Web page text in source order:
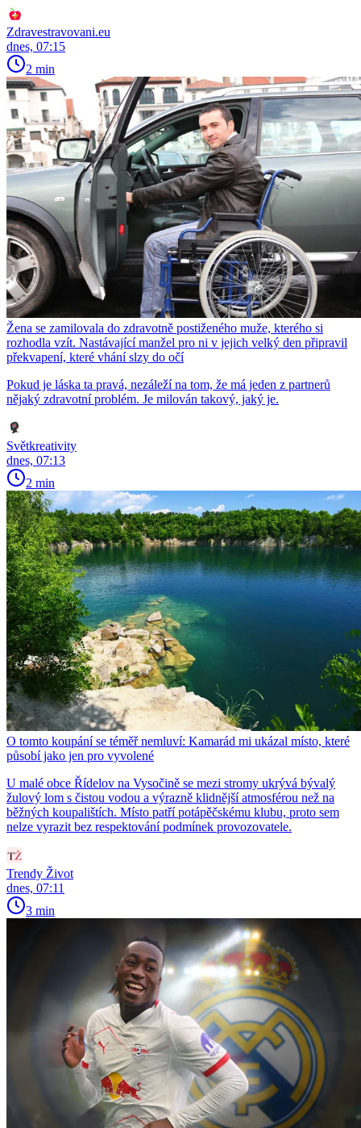
Zdravestravovani.eu
dnes, 07:15
2 min
Žena se zamilovala do zdravotně postiženého muže, kterého si
rozhodla vzít. Nastávající manžel pro ni v jejich velký den připravil
překvapení, které vhání slzy do očí
Pokud je láska ta pravá, nezáleží na tom, že má jeden z partnerů
nějaký zdravotní problém. Je milován takový, jaký je.
Světkreativity
dnes, 07:13
2 min
O tomto koupání se téměř nemluví: Kamarád mi ukázal místo, které
působí jako jen pro vyvolené
U malé obce Řídelov na Vysočině se mezi stromy ukrývá bývalý
žulový lom s čistou vodou a výrazně klidnější atmosférou než na
běžných koupalištích. Místo patří potápěčskému klubu, proto sem
nelze vyrazit bez respektování podmínek provozovatele.
Trendy Život
dnes, 07:11
3 min